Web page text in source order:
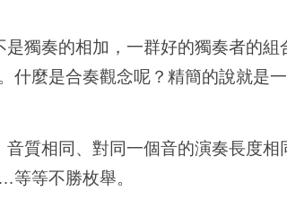
獨奏的相加，一群好的獨奏者的
什麼是合奏觀念呢？精簡的說就是
質相同、對同一個音的演奏長度
等不勝枚舉。